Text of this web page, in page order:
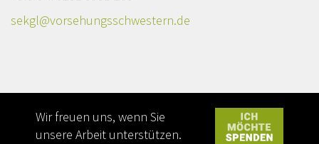
sekgl@vorsehungsschwestern.de
Wir freuen uns, wenn Sie
unsere Arbeit unterstützen.